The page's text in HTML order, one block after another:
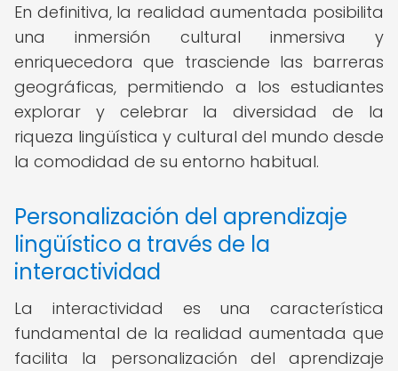
En definitiva, la realidad aumentada posibilita
una inmersión cultural inmersiva y
enriquecedora que trasciende las barreras
geográficas, permitiendo a los estudiantes
explorar y celebrar la diversidad de la
riqueza lingüística y cultural del mundo desde
la comodidad de su entorno habitual.
Personalización del aprendizaje
lingüístico a través de la
interactividad
La interactividad es una característica
fundamental de la realidad aumentada que
facilita la personalización del aprendizaje